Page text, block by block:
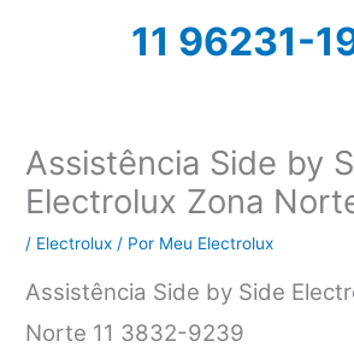
11 96231-
Assistência Side by
Electrolux Zona
/ Electrolux / Por Meu Electrolux
Assistência Side by Side
Norte 11 3832-9239